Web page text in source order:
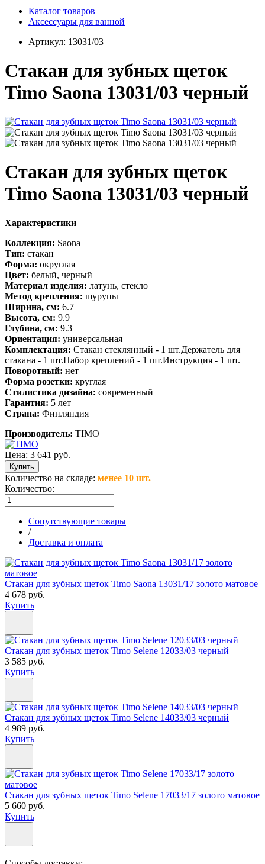
Каталог товаров
Аксессуары для ванной
Артикул: 13031/03
Стакан для зубных щеток
Timo Saona 13031/03 черный
Стакан для зубных щеток
Timo Saona 13031/03 черный
Характеристики
Коллекция: Saona
Тип: стакан
Форма: округлая
Цвет: белый, черный
Материал изделия: латунь, стекло
Метод крепления: шурупы
Ширина, см: 6.7
Высота, см: 9.9
Глубина, см: 9.3
Ориентация: универсальная
Комплектация: Стакан стеклянный - 1 шт.Держатель для
стакана - 1 шт.Набор креплений - 1 шт.Инструкция - 1 шт.
Поворотный: нет
Форма розетки: круглая
Стилистика дизайна: современный
Гарантия: 5 лет
Страна: Финляндия
Производитель: TIMO
Цена: 3 641 руб.
Количество на складе: менее 10 шт.
Количество:
Сопутствующие товары
/
Доставка и оплата
Стакан для зубных щеток Timo Saona 13031/17 золото матовое
4 678 руб.
Купить
Стакан для зубных щеток Timo Selene 12033/03 черный
3 585 руб.
Купить
Стакан для зубных щеток Timo Selene 14033/03 черный
4 989 руб.
Купить
Стакан для зубных щеток Timo Selene 17033/17 золото матовое
5 660 руб.
Купить